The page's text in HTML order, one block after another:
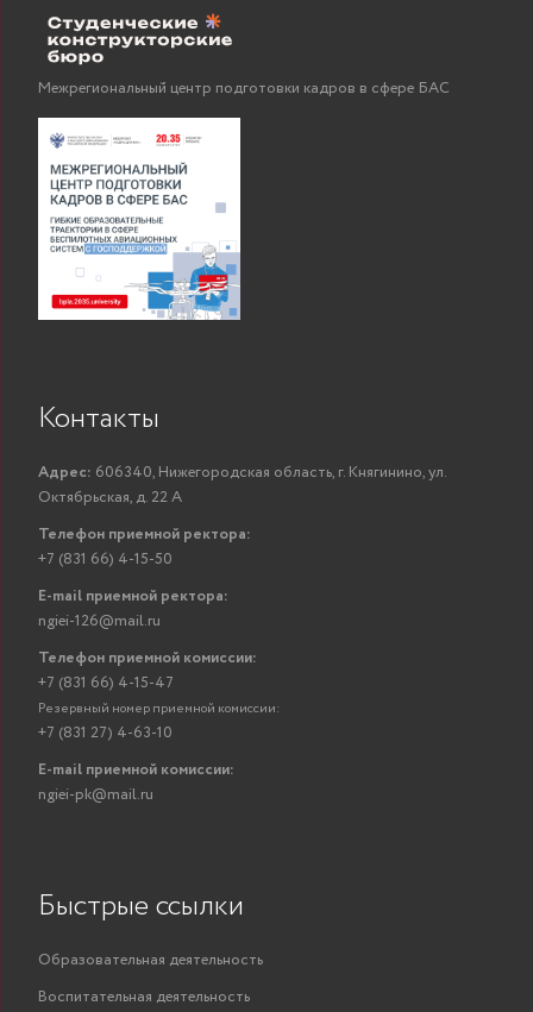
Межрегиональный центр подготовки кадров в сфере БАС
Контакты
Адрес: 606340, Нижегородская область, г. Княгинино, ул.
Октябрьская, д. 22 А
Телефон приемной ректора:
+7 (831 66) 4-15-50
E-mail приемной ректора:
ngiei-126@mail.ru
Телефон приемной комиссии:
+7 (831 66) 4-15-47
Резервный номер приемной комиссии:
+7 (831 27) 4-63-10
E-mail приемной комиссии:
ngiei-pk@mail.ru
Быстрые ссылки
Образовательная деятельность
Воспитательная деятельность